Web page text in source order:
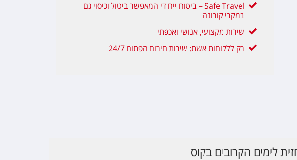
Safe Travel – ביטוח ייחודי המאפשר ביטול וכיסוי גם
במקרי קורונה
שירות מקצועי, אנושי ואכפתי
רק ללקוחות אשת: שירות חירום הפתוח 24/7
לימים הקרובים בקוס